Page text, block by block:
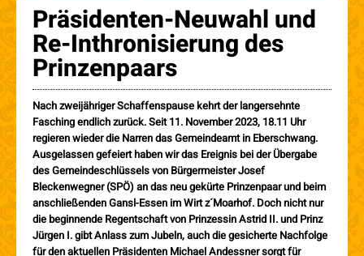
Präsidenten-Neuwahl und
Re-Inthronisierung des
Prinzenpaars
Nach zweijähriger Schaffenspause kehrt der langersehnte
Fasching endlich zurück. Seit 11. November 2023, 18.11 Uhr
regieren wieder die Narren das Gemeindeamt in Eberschwang.
Ausgelassen gefeiert haben wir das Ereignis bei der Übergabe
des Gemeindeschlüssels von Bürgermeister Josef
Bleckenwegner (SPÖ) an das neu gekürte Prinzenpaar und beim
anschließenden Gansl-Essen im Wirt z´Moarhof. Doch nicht nur
die beginnende Regentschaft von Prinzessin Astrid II. und Prinz
Jürgen I. gibt Anlass zum Jubeln, auch die gesicherte Nachfolge
für den aktuellen Präsidenten Michael Andessner sorgt für